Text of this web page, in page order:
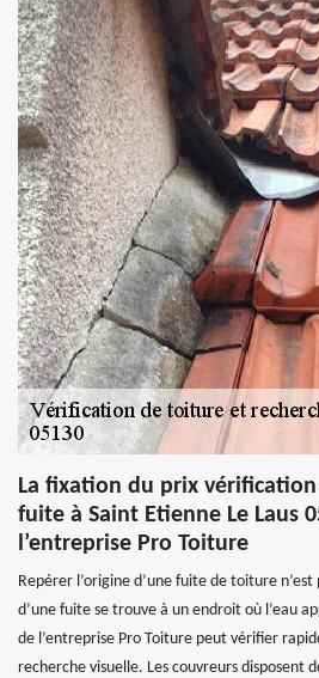
La fixation du prix
fuite à Saint Etienne Le Laus
l’entreprise Pro Toiture
Repérer l’origine d’une fuite de toiture
d’une fuite se trouve à un endroit où l’eau
de l’entreprise Pro Toiture peut vérifier
recherche visuelle. Les couvreurs disposent